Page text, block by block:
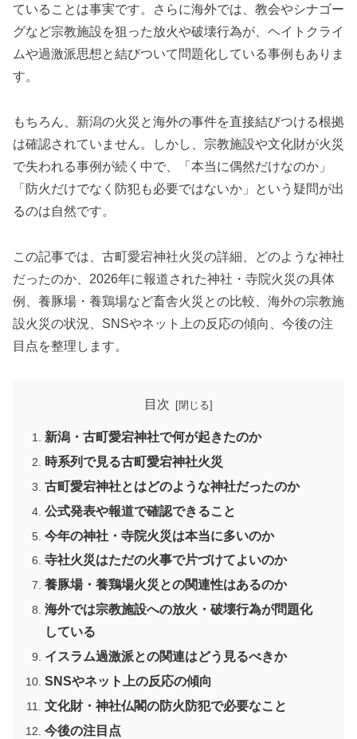
ていることは事実です。さらに海外では、教会やシナゴー
グなど宗教施設を狙った放火や破壊行為が、ヘイトクライ
ムや過激派思想と結びついて問題化している事例もありま
す。
もちろん、新潟の火災と海外の事件を直接結びつける根拠
は確認されていません。しかし、宗教施設や文化財が火災
で失われる事例が続く中で、「本当に偶然だけなのか」
「防火だけでなく防犯も必要ではないか」という疑問が出
るのは自然です。
この記事では、古町愛宕神社火災の詳細、どのような神社
だったのか、2026年に報道された神社・寺院火災の具体
例、養豚場・養鶏場など畜舎火災との比較、海外の宗教施
設火災の状況、SNSやネット上の反応の傾向、今後の注
目点を整理します。
目次
新潟・古町愛宕神社で何が起きたのか
時系列で見る古町愛宕神社火災
古町愛宕神社とはどのような神社だったのか
公式発表や報道で確認できること
今年の神社・寺院火災は本当に多いのか
寺社火災はただの火事で片づけてよいのか
養豚場・養鶏場火災との関連性はあるのか
海外では宗教施設への放火・破壊行為が問題化
している
イスラム過激派との関連はどう見るべきか
SNSやネット上の反応の傾向
文化財・神社仏閣の防火防犯で必要なこと
今後の注目点